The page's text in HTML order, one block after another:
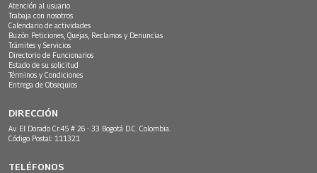
Atención al usuario
Trabaja con nosotros
Calendario de actividades
Buzón Peticiones, Quejas, Reclamos y Denuncias
Trámites y Servicios
Directorio de Funcionarios
Estado de su solicitud
Términos y Condiciones
Entrega de Obsequios
DIRECCIÓN
Av. El Dorado Cr.45 # 26 - 33 Bogotá D.C. Colombia.
Código Postal: 111321
TELÉFONOS